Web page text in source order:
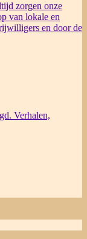
zorgen onze
van lokale en
en door de
Verhalen,